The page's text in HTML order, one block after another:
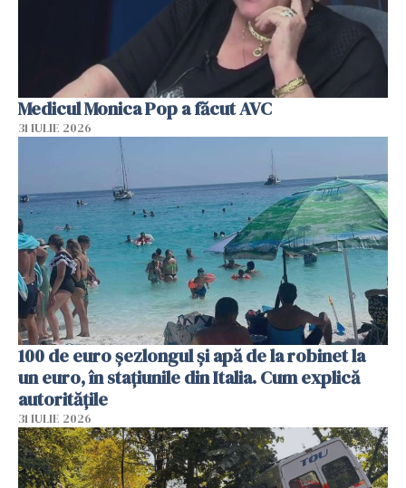
Medicul Monica Pop a făcut AVC
31 IULIE 2026
100 de euro șezlongul și apă de la robinet la
un euro, în stațiunile din Italia. Cum explică
autoritățile
31 IULIE 2026